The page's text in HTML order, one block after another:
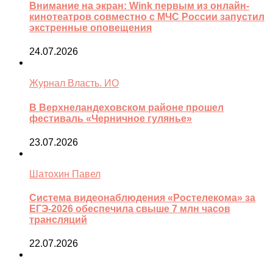
Внимание на экран: Wink первым из онлайн-
кинотеатров совместно с МЧС России запустил
экстренные оповещения
24.07.2026
Журнал Власть. ИО
В Верхнеландеховском районе прошел
фестиваль «Черничное гулянье»
23.07.2026
Шатохин Павел
Система видеонаблюдения «Ростелекома» за
ЕГЭ-2026 обеспечила свыше 7 млн часов
трансляций
22.07.2026